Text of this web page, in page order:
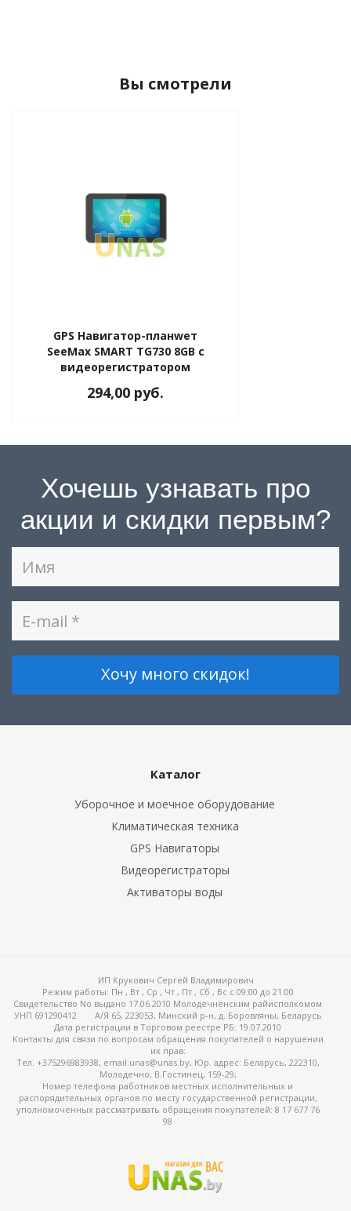
Вы смотрели
GPS Навигатор-планwет
SeeMax SMART TG730 8GB с
видеорегистратором
294,00 руб.
Хочешь узнавать про
акции и скидки первым?
Каталог
Уборочное и моечное оборудование
Климатическая техника
GPS Навигаторы
Видеорегистраторы
Активаторы воды
ИП Крукович Сергей Владимирович
Режим работы: Пн , Вт , Ср , Чт , Пт , Сб , Вс c 09:00 до 21:00
Свидетельство No выдано 17.06.2010 Молодечненским райисполкомом
УНП 691290412
А/Я 65, 223053, Минский р-н, д. Боровляны, Беларусь
Дата регистрации в Торговом реестре РБ: 19.07.2010
Контакты для связи по вопросам обращения покупателей о нарушении
их прав:
Тел. +375296983938, email:unas@unas.by, Юр. адрес: Беларусь, 222310,
Молодечно, В.Гостинец, 159-29;
Номер телефона работников местных исполнительных и
распорядительных органов по месту государственной регистрации,
уполномоченных рассматривать обращения покупателей: 8 17 677 76
98